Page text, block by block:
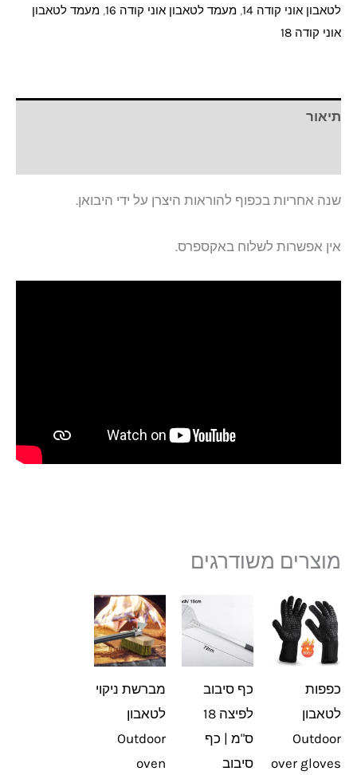
לטאבון אוני קודה 14
, מעמד לטאבון אוני קודה 16 , מעמד לטאבון
אוני קודה 18
תיאור
שנה אחריות בכפוף להוראות היצרן על ידי היבואן.
אין אפשרות לשלוח באקספרס.
מוצרים משודרגים
כפפות
לטאבון
Outdoor
over gloves
כף סיבוב
לפיצה 18
ס"מ | כף
סיבוב
מברשת ניקוי
לטאבון
Outdoor
oven